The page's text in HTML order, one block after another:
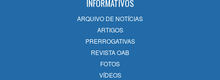
14/07/2026
OAB Campos celebra 60 anos com olhar
na história e nos desafios da Inteligência
Artificial
08/07/2026
INFORMATIVOS
ARQUIVO DE NOTÍCIAS
ARTIGOS
PRERROGATIVAS
REVISTA OAB
FOTOS
VÍDEOS